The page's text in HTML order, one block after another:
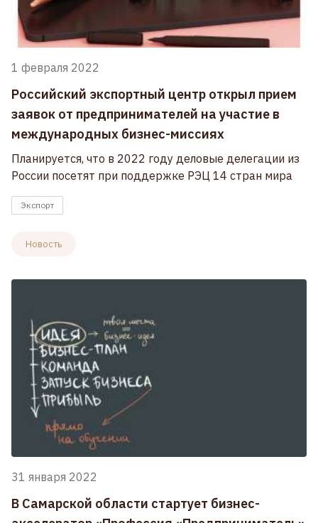
1 февраля 2022
Российский экспортный центр открыл прием
заявок от предпринимателей на участие в
международных бизнес-миссиях
Планируется, что в 2022 году деловые делегации из
России посетят при поддержке РЭЦ 14 стран мира
Экспорт
Новость
31 января 2022
В Самарской области стартует бизнес-